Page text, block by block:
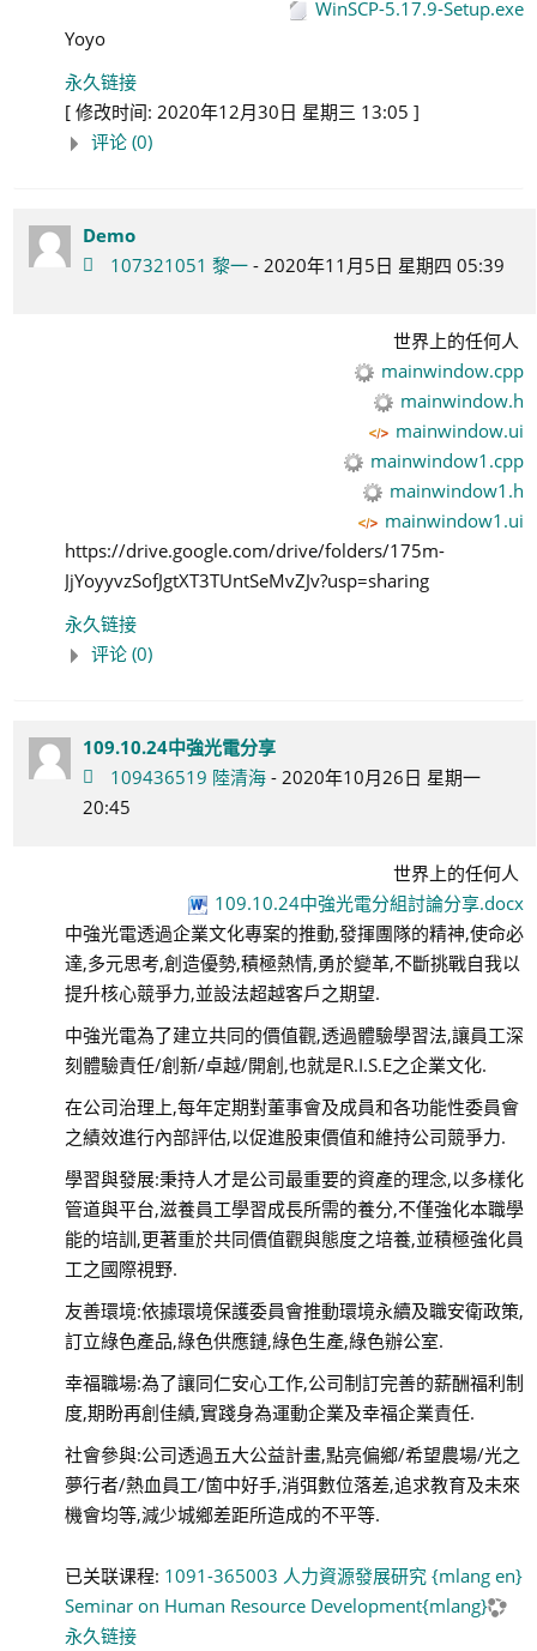
WinSCP-5.17.9-Setup.exe
Yoyo
永久链接
[ 修改时间: 2020年12月30日 星期三 13:05 ]
评论 (0)
Demo
107321051 黎一- 2020年11月5日 星期四 05:39
世界上的任何人
mainwindow.cpp
mainwindow.h
mainwindow.ui
mainwindow1.cpp
mainwindow1.h
mainwindow1.ui
https://drive.google.com/drive/folders/175m-
JjYoyyvzSofJgtXT3TUntSeMvZJv?usp=sharing
永久链接
评论 (0)
109.10.24中強光電分享
109436519 陸清海- 2020年10月26日 星期一
20:45
世界上的任何人
109.10.24中強光電分組討論分享.docx
中強光電透過企業文化專案的推動,發揮團隊的精神,使命必
達,多元思考,創造優勢,積極熱情,勇於變革,不斷挑戰自我以
提升核心競爭力,並設法超越客戶之期望.
中強光電為了建立共同的價值觀,透過體驗學習法,讓員工深
刻體驗責任/創新/卓越/開創,也就是R.I.S.E之企業文化.
在公司治理上,每年定期對董事會及成員和各功能性委員會
之績效進行內部評估,以促進股東價值和維持公司競爭力.
學習與發展:秉持人才是公司最重要的資產的理念,以多樣化
管道與平台,滋養員工學習成長所需的養分,不僅強化本職學
能的培訓,更著重於共同價值觀與態度之培養,並積極強化員
工之國際視野.
友善環境:依據環境保護委員會推動環境永續及職安衛政策,
訂立綠色產品,綠色供應鏈,綠色生產,綠色辦公室.
幸福職場:為了讓同仁安心工作,公司制訂完善的薪酬福利制
度,期盼再創佳績,實踐身為運動企業及幸福企業責任.
社會參與:公司透過五大公益計畫,點亮偏鄉/希望農場/光之
夢行者/熱血員工/箇中好手,消弭數位落差,追求教育及未來
機會均等,減少城鄉差距所造成的不平等.
已关联课程: 1091-365003 人力資源發展研究 {mlang en}
Seminar on Human Resource Development{mlang}
永久链接